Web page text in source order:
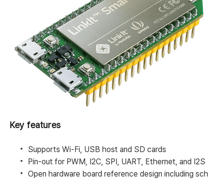
Key features
Supports Wi-Fi, USB host and SD cards
Pin-out for PWM, I2C, SPI, UART, Ethernet, and I2S
Open hardware board reference design including sch